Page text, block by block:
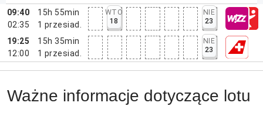
09:40
02:35
15h 55min
1 przesiad.
WTO
18
NIE
23
19:25
12:00
15h 35min
1 przesiad.
NIE
23
Ważne informacje dotyczące lotu